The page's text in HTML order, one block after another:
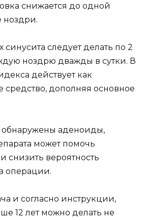
снижается до одной
ноздри.
следует делать по 2
ноздрю дважды в сутки. В
действует как
средство, дополняя основное
обнаружены аденоиды,
может помочь
снизить вероятность
операции.
и согласно инструкции,
12 лет можно делать не